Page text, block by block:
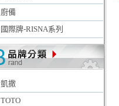
廚備
國際牌-RISNA系列
凱撒
TOTO